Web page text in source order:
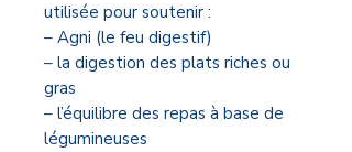
utilisée pour soutenir :
– Agni (le feu digestif)
– la digestion des plats riches ou
gras
– l’équilibre des repas à base de
légumineuses